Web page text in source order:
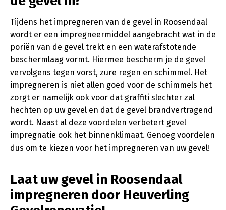
Tijdens het impregneren van de gevel in Roosendaal
wordt er een impregneermiddel aangebracht wat in de
poriën van de gevel trekt en een waterafstotende
beschermlaag vormt. Hiermee bescherm je de gevel
vervolgens tegen vorst, zure regen en schimmel. Het
impregneren is niet allen goed voor de schimmels het
zorgt er namelijk ook voor dat graffiti slechter zal
hechten op uw gevel en dat de gevel brandvertragend
wordt. Naast al deze voordelen verbetert gevel
impregnatie ook het binnenklimaat. Genoeg voordelen
dus om te kiezen voor het impregneren van uw gevel!
Laat uw gevel in Roosendaal
impregneren door Heuverling